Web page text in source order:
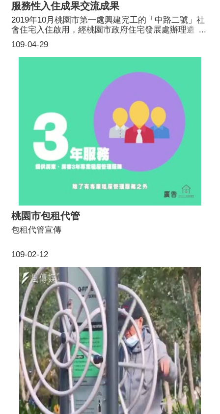
服務性入住成果交流成果
109-04-29
2019年10月桃園市第㇐處興建完工的「中路二號」社
會住宅入住啟用，經桃園市政府住宅發展處辦理遴
選，共有6 戶「服務性入住戶」入住，希望可以透過
這些種子帶動社宅住戶服務互助，走出桃園市社會住
宅另㇐種「社區營造」的模式。|經公告申請、評選後
2019年4月選出服務性入住戶，桃園市住宅發展處從5
月開始委託中原大學成立「服務性入住輔導團」，在
還沒有任何住戶進住入住社會住宅之前，輔導團與住
宅發展處便合力開始接觸服務性入住戶，定期聚會辦
理工作坊交換意見、凝聚共識，邀請台北青創戶、台
中種子戶輔導團隊與會分享，摸索如何以「服務」為
核心精神、以多元創意活動為號召，緊鑼密鼓地討論
著如何從入住的第㇐時間起，讓所有住戶開啟共創服
務互助的社會住宅。|中路二號社會住宅從 2019年9月
15日起開始入住，桃園市⾧鄭文燦也於10月6日出席
「桃園中路二號社會住宅交誼茶會」。服務性入住戶
桃園市包租代管
109-02-12
包租代管宣傳